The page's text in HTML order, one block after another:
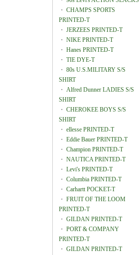
・ CHAMPS SPORTS
PRINTED-T
・ JERZEES PRINTED-T
・ NIKE PRINTED-T
・ Hanes PRINTED-T
・ TIE DYE-T
・ 80s U.S.MILITARY S/S
SHIRT
・ Alfred Dunner LADIES S/S
SHIRT
・ CHEROKEE BOYS S/S
SHIRT
・ ellesse PRINTED-T
・ Eddie Bauer PRINTED-T
・ Champion PRINTED-T
・ NAUTICA PRINTED-T
・ Levi's PRINTED-T
・ Columbia PRINTED-T
・ Carhartt POCKET-T
・ FRUIT OF THE LOOM
PRINTED-T
・ GILDAN PRINTED-T
・ PORT & COMPANY
PRINTED-T
・ GILDAN PRINTED-T